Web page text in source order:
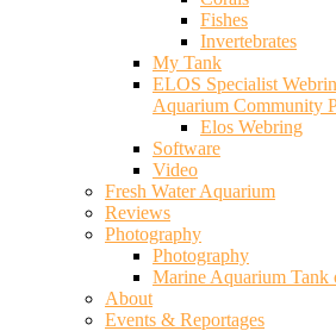
Fishes
Invertebrates
My Tank
ELOS Specialist
Aquarium Community
Elos Webring
Software
Video
Fresh Water Aquarium
Reviews
Photography
Photography
Marine Aquarium Tank
About
Events & Reportages